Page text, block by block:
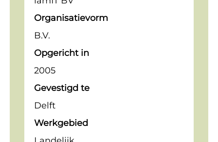
Organisatievorm
B.V.
Opgericht in
2005
Gevestigd te
Delft
Werkgebied